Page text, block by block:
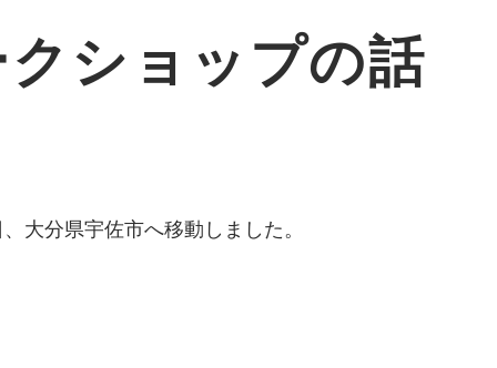
ショップの話
大分県宇佐市へ移動しました。